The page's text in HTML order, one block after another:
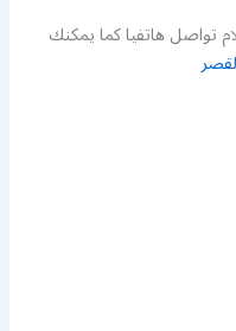
تواصل هاتفيا كما يمكنك